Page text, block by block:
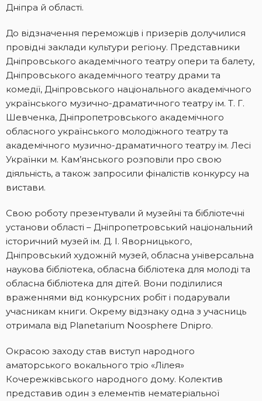
Дніпра й області.
До відзначення переможців і призерів долучилися
провідні заклади культури регіону. Представники
Дніпровського академічного театру опери та балету,
Дніпровського академічного театру драми та
комедії, Дніпровського національного академічного
українського музично-драматичного театру ім. Т. Г.
Шевченка, Дніпропетровського академічного
обласного українського молодіжного театру та
академічного музично-драматичного театру ім. Лесі
Українки м. Кам’янського розповіли про свою
діяльність, а також запросили фіналістів конкурсу на
вистави.
Свою роботу презентували й музейні та бібліотечні
установи області – Дніпропетровський національний
історичний музей ім. Д. І. Яворницького,
Дніпровський художній музей, обласна універсальна
наукова бібліотека, обласна бібліотека для молоді та
обласна бібліотека для дітей. Вони поділилися
враженнями від конкурсних робіт і подарували
учасникам книги. Окрему відзнаку одна з учасниць
отримала від Planetarium Noosphere Dnipro.
Окрасою заходу став виступ народного
аматорського вокального тріо «Лілея»
Кочережківського народного дому. Колектив
представив один з елементів нематеріальної